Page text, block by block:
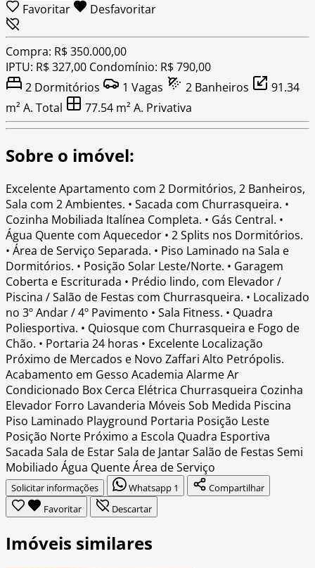
Favoritar Desfavoritar
Compra: R$ 350.000,00
IPTU: R$ 327,00 Condomínio: R$ 790,00
2 Dormitórios 1 Vagas 2 Banheiros
91.34
m² A. Total 77.54 m² A. Privativa
Sobre o imóvel:
Excelente Apartamento com 2 Dormitórios, 2 Banheiros,
Sala com 2 Ambientes. • Sacada com Churrasqueira. •
Cozinha Mobiliada Italínea Completa. • Gás Central. •
Água Quente com Aquecedor • 2 Splits nos Dormitórios.
• Área de Serviço Separada. • Piso Laminado na Sala e
Dormitórios. • Posição Solar Leste/Norte. • Garagem
Coberta e Escriturada • Prédio lindo, com Elevador /
Piscina / Salão de Festas com Churrasqueira. • Localizado
no 3º Andar / 4º Pavimento • Sala Fitness. • Quadra
Poliesportiva. • Quiosque com Churrasqueira e Fogo de
Chão. • Portaria 24 horas • Excelente Localização
Próximo de Mercados e Novo Zaffari Alto Petrópolis.
Acabamento em Gesso Academia AlarmeAr
Condicionado Box Cerca Elétrica Churrasqueira Cozinha
Elevador Forro Lavanderia Móveis Sob Medida Piscina
Piso Laminado Playground Portaria Posição Leste
Posição Norte Próximo a Escola Quadra Esportiva
Sacada Sala de EstarSala de JantarSalão de Festas Semi
Mobiliado Água QuenteÁrea de Serviço
Solicitar informações Whatsapp 1
Compartilhar
Favoritar
Descartar
Imóveis similares